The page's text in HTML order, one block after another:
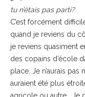
tu n’étais pas parti?
C’est forcément
quand je reviens du
je reviens quasiment
des copains d’école
place. Je n’aurais
auraient été plus